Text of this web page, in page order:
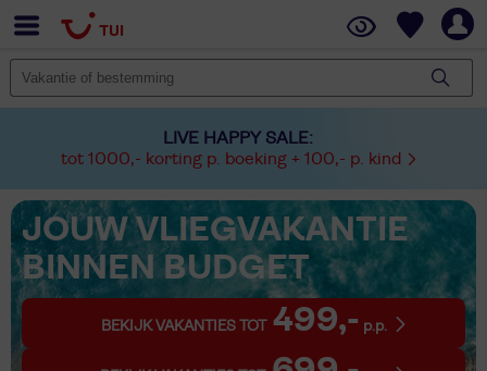
LIVE HAPPY SALE:
tot 1000,- korting p. boeking + 100,- p. kind
JOUW VLIEGVAKANTIE
BINNEN BUDGET
BEKIJK VAKANTIES TOT 499,- p.p.